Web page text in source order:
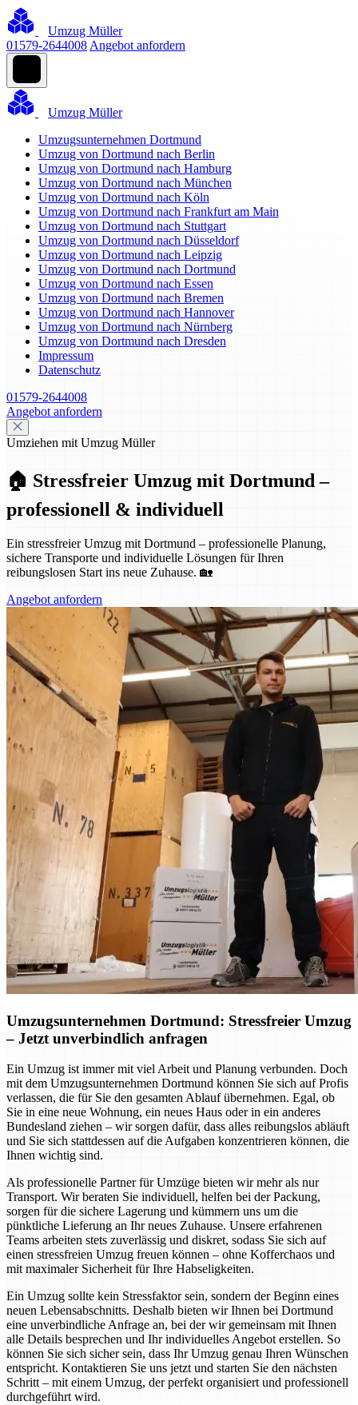
Umzug Müller
01579-2644008 Angebot anfordern
Umzug Müller
Umzugsunternehmen Dortmund
Umzug von Dortmund nach Berlin
Umzug von Dortmund nach Hamburg
Umzug von Dortmund nach München
Umzug von Dortmund nach Köln
Umzug von Dortmund nach Frankfurt am Main
Umzug von Dortmund nach Stuttgart
Umzug von Dortmund nach Düsseldorf
Umzug von Dortmund nach Leipzig
Umzug von Dortmund nach Dortmund
Umzug von Dortmund nach Essen
Umzug von Dortmund nach Bremen
Umzug von Dortmund nach Hannover
Umzug von Dortmund nach Nürnberg
Umzug von Dortmund nach Dresden
Impressum
Datenschutz
01579-2644008
Angebot anfordern
Umziehen mit Umzug Müller
🏠 Stressfreier Umzug mit Dortmund –
professionell & individuell
Ein stressfreier Umzug mit Dortmund – professionelle Planung,
sichere Transporte und individuelle Lösungen für Ihren
reibungslosen Start ins neue Zuhause. 🏡
Angebot anfordern
Umzugsunternehmen Dortmund: Stressfreier Umzug
– Jetzt unverbindlich anfragen
Ein Umzug ist immer mit viel Arbeit und Planung verbunden. Doch
mit dem Umzugsunternehmen Dortmund können Sie sich auf Profis
verlassen, die für Sie den gesamten Ablauf übernehmen. Egal, ob
Sie in eine neue Wohnung, ein neues Haus oder in ein anderes
Bundesland ziehen – wir sorgen dafür, dass alles reibungslos abläuft
und Sie sich stattdessen auf die Aufgaben konzentrieren können, die
Ihnen wichtig sind.
Als professionelle Partner für Umzüge bieten wir mehr als nur
Transport. Wir beraten Sie individuell, helfen bei der Packung,
sorgen für die sichere Lagerung und kümmern uns um die
pünktliche Lieferung an Ihr neues Zuhause. Unsere erfahrenen
Teams arbeiten stets zuverlässig und diskret, sodass Sie sich auf
einen stressfreien Umzug freuen können – ohne Kofferchaos und
mit maximaler Sicherheit für Ihre Habseligkeiten.
Ein Umzug sollte kein Stressfaktor sein, sondern der Beginn eines
neuen Lebensabschnitts. Deshalb bieten wir Ihnen bei Dortmund
eine unverbindliche Anfrage an, bei der wir gemeinsam mit Ihnen
alle Details besprechen und Ihr individuelles Angebot erstellen. So
können Sie sich sicher sein, dass Ihr Umzug genau Ihren Wünschen
entspricht. Kontaktieren Sie uns jetzt und starten Sie den nächsten
Schritt – mit einem Umzug, der perfekt organisiert und professionell
durchgeführt wird.